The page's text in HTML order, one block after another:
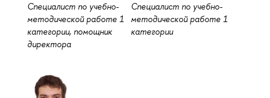
Специалист по учебно-
методической работе 1
категории, помощник
директора
Специалист по учебно-
методической работе 1
категории